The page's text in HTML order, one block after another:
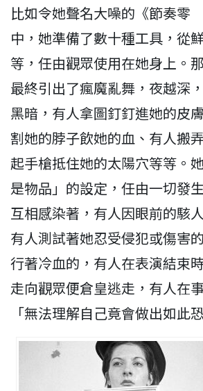
比如令她聲名大噪的《節奏零
中，她準備了數十種工具，從
等，任由觀眾使用在她身上。
最終引出了瘋魔亂舞，夜越深
黑暗，有人拿圖釘釘進她的皮
割她的脖子飲她的血、有人搬
起手槍抵住她的太陽穴等等。
是物品」的設定，任由一切發
互相感染著，有人因眼前的駭
有人測試著她忍受侵犯或傷害
行著冷血的，有人在表演結束
走向觀眾便倉皇逃走，有人在
「無法理解自己竟會做出如此